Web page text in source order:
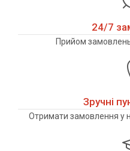
24/7
Прийом
Зручні
Отримати замовлення у